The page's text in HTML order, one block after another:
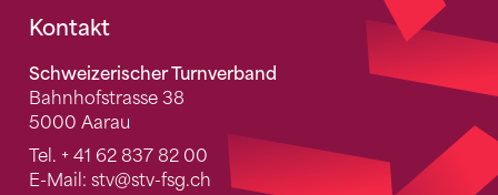
Fusszeile
Kontakt
Schweizerischer Turnverband
Bahnhofstrasse 38
5000 Aarau
Tel. + 41 62 837 82 00
E-Mail: stv@stv-fsg.ch